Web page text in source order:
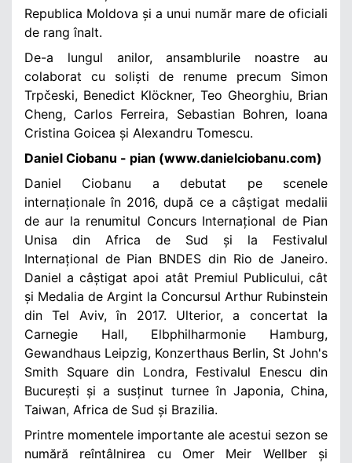
Republica Moldova și a unui număr mare de oficiali
de rang înalt.
De-a lungul anilor, ansamblurile noastre au
colaborat cu soliști de renume precum Simon
Trpčeski, Benedict Klöckner, Teo Gheorghiu, Brian
Cheng, Carlos Ferreira, Sebastian Bohren, Ioana
Cristina Goicea și Alexandru Tomescu.
Daniel Ciobanu - pian (www.danielciobanu.com)
Daniel Ciobanu a debutat pe scenele
internaționale în 2016, după ce a câștigat medalii
de aur la renumitul Concurs Internațional de Pian
Unisa din Africa de Sud și la Festivalul
Internațional de Pian BNDES din Rio de Janeiro.
Daniel a câștigat apoi atât Premiul Publicului, cât
și Medalia de Argint la Concursul Arthur Rubinstein
din Tel Aviv, în 2017. Ulterior, a concertat la
Carnegie Hall, Elbphilharmonie Hamburg,
Gewandhaus Leipzig, Konzerthaus Berlin, St John's
Smith Square din Londra, Festivalul Enescu din
București și a susținut turnee în Japonia, China,
Taiwan, Africa de Sud și Brazilia.
Printre momentele importante ale acestui sezon se
numără reîntâlnirea cu Omer Meir Wellber și